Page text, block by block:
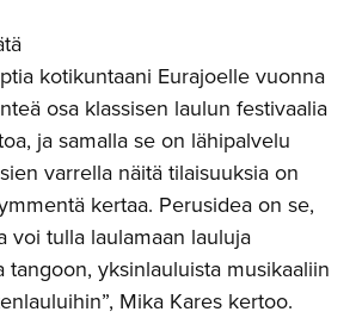
kotikuntaani Eurajoelle vuonna
osa klassisen laulun festivaalia
ja samalla se on lähipalvelu
varrella näitä tilaisuuksia on
kertaa. Perusidea on se,
voi tulla laulamaan lauluja
tangoon, yksinlauluista musikaaliin
Mika Kares kertoo.